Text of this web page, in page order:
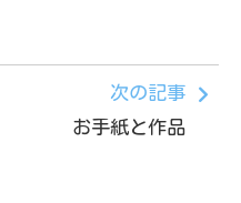
次の記事
お手紙と作品